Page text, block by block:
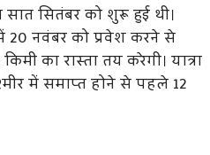
सात सितंबर को शुरू हुई थी।
20 नवंबर को प्रवेश करने से
का रास्ता तय करेगी। यात्रा
में समाप्त होने से पहले 12